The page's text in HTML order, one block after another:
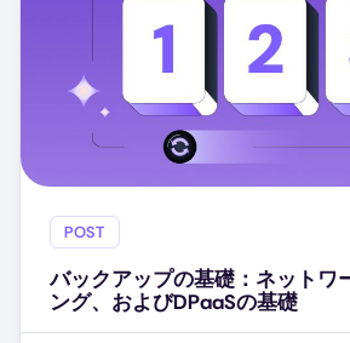
POST
バックアップの基礎：ネットワ
ング、およびDPaaSの基礎